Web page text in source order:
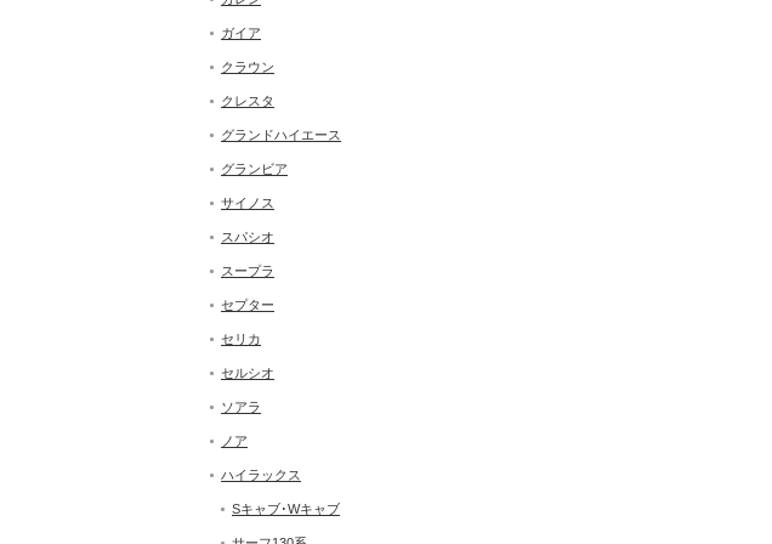
ガイア
クラウン
クレスタ
グランドハイエース
グランビア
サイノス
スパシオ
スープラ
セプター
セリカ
セルシオ
ソアラ
ノア
ハイラックス
Sキャブ･Wキャブ